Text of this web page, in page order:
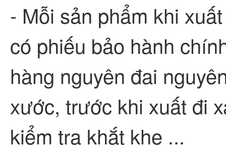
- Mỗi sản phẩm khi
có phiếu bảo hành
hàng nguyên đai
xước, trước khi xuất đi
kiểm tra khắt khe ...